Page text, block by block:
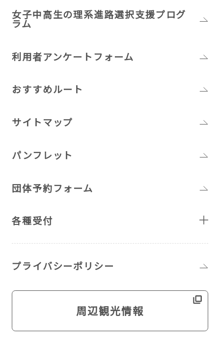
女子中高生の理系進路選択支援プログ
ラム
利用者アンケートフォーム
おすすめルート
サイトマップ
パンフレット
団体予約フォーム
各種受付
プライバシーポリシー
周辺観光情報